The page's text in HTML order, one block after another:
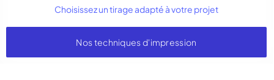
Choisissez un tirage adapté à votre projet
Nos techniques d'impression